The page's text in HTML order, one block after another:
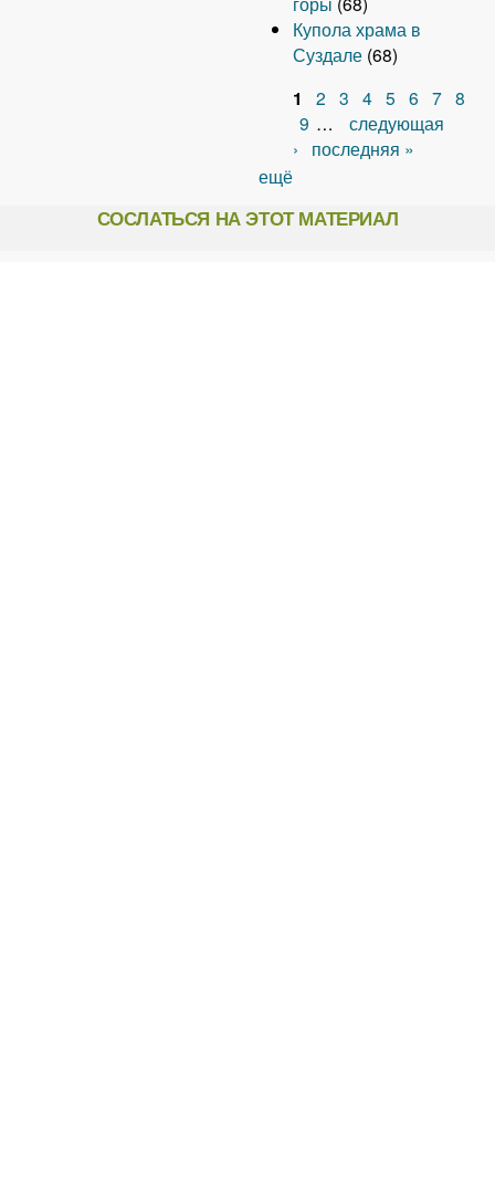
Купола храма в
Суздале (68)
т
р
1 2 3 4 5 6 7 8
9 …
следующая
›
последняя »
ещё
СОСЛАТЬСЯ НА ЭТОТ МАТЕРИАЛ